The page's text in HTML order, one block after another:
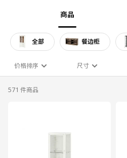
商品
全部 餐边柜
价格排序 尺寸
571 件商品